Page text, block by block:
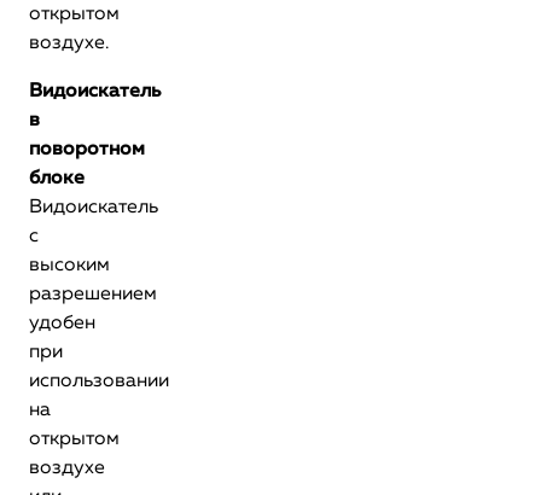
открытом
воздухе.
Видоискатель
в
поворотном
блоке
Видоискатель
с
высоким
разрешением
удобен
при
использовании
на
открытом
воздухе